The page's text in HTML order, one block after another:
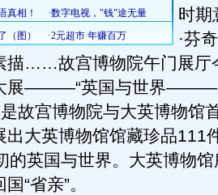
时期
·芬
描……故宫博物院午门展厅
展———“英国与世界
故宫博物院与大英博物馆
出大英博物馆馆藏珍品111
的英国与世界。大英博物
“省亲”。